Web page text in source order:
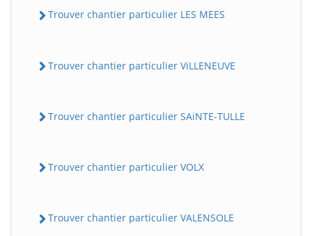
Trouver chantier particulier LES MEES
Trouver chantier particulier ViLLENEUVE
Trouver chantier particulier SAiNTE-TULLE
Trouver chantier particulier VOLX
Trouver chantier particulier VALENSOLE